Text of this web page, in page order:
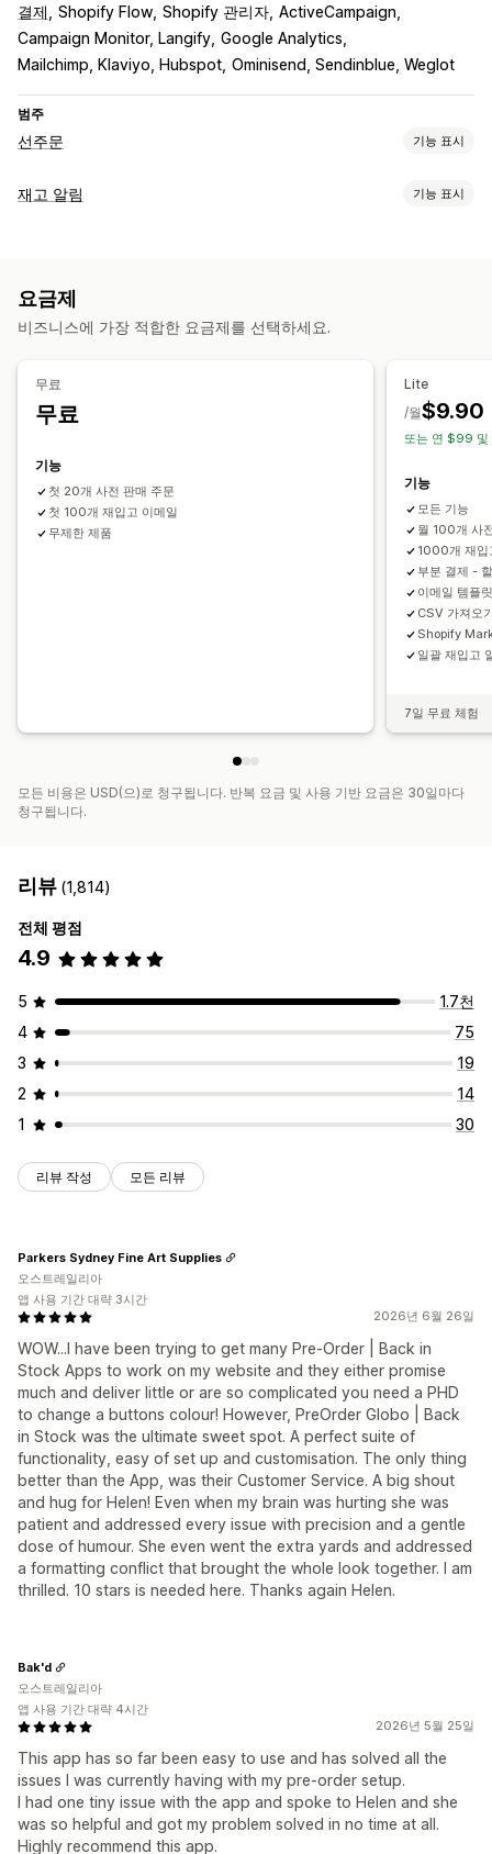
결제 Shopify Flow Shopify 관리자 ActiveCampaign
Campaign Monitor, Langify Google Analytics
Mailchimp, Klaviyo, Hubspot Ominisend, Sendinblue, Weglot
범주
선주문 기능 표시
주문 유형
버튼 배지
결제 옵션
재고 알림 기능 표시
이메일
요금제
비즈니스에 가장 적합한 요금제를 선택하세요.
무료
무료
기능
첫 20개 사전 판매 주문
첫 100개 재입고 이메일
무제한 제품
Lite
$9.90
/월
또는 연 $99 및
기능
모든 기능
월 100개 사
1000개 재입
부분 결제 -
이메일 템플
CSV 가져오
Shopify
일괄 재입고
7일 무료 체험
모든 비용은 USD(으)로 청구됩니다. 반복 요금 및 사용 기반 요금은 30일마다
청구됩니다.
리뷰 (1,814)
전체 평점
4.9
5
1.7천
4
75
3
19
2
14
1
30
리뷰 작성 모든 리뷰
2026년 6월 26일
WOW...I have been trying to get many Pre-Order | Back in
Stock Apps to work on my website and they either promise
much and deliver little or are so complicated you need a PHD
to change a buttons colour! However, PreOrder Globo | Back
in Stock was the ultimate sweet spot. A perfect suite of
functionality, easy of set up and customisation. The only thing
better than the App, was their Customer Service. A big shout
and hug for Helen! Even when my brain was hurting she was
patient and addressed every issue with precision and a gentle
dose of humour. She even went the extra yards and addressed
a formatting conflict that brought the whole look together. I am
thrilled. 10 stars is needed here. Thanks again Helen.
Parkers Sydney Fine Art Supplies
오스트레일리아
앱 사용 기간 대략 3시간
2026년 5월 25일
This app has so far been easy to use and has solved all the
issues I was currently having with my pre-order setup.
I had one tiny issue with the app and spoke to Helen and she
was so helpful and got my problem solved in no time at all.
Highly recommend this app.
Bak'd
오스트레일리아
앱 사용 기간 대략 4시간